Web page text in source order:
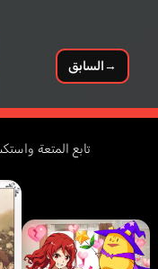
→السابق
تابع المتعة